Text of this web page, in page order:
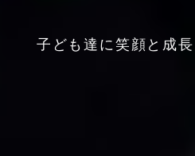
子ども達に笑顔と成